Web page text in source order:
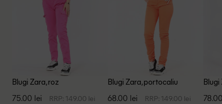
Blugi Zara, roz
75.00 lei RRP: 149.00 lei
Blugi Zara, portocaliu
68.00 lei RRP: 149.00 lei
Blugi